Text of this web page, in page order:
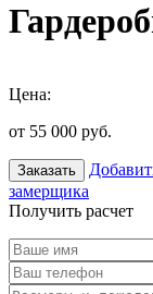
Цена:
от 55 000 руб.
Заказать
замерщика
Получить расчет